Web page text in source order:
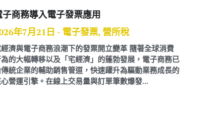
子商務導入電子發票應用
年7月21日 · 電子發票, 營所稅
濟與電子商務浪潮下的發票開立變革 隨著全球消費
的大幅轉移以及「宅經濟」的蓬勃發展，電子商務已
統企業的輔助銷售管道，快速躍升為驅動業務成長的
營運引擎。在線上交易量與訂單筆數爆發...